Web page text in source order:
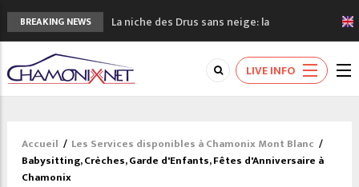
BREAKING NEWS
La niche des Drus sans neige: la
sécheresse en haute montagne
3 bonnes raisons pour visiter le nouveau
Musée du Mont-Blanc
Accidents en montagne: 3 personnes sont
Craft ouvre un nouveau magasin de course
à pied à Chamonix
LIVE INFO
Accueil / Les Services disponibles à Chamonix Mont Blanc /
Babysitting, Crèches, Garde d'Enfants, Fêtes d'Anniversaire à
Chamonix